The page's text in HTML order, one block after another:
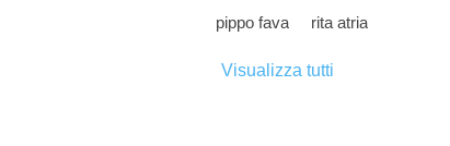
pippo fava
rita atria
Visualizza tutti